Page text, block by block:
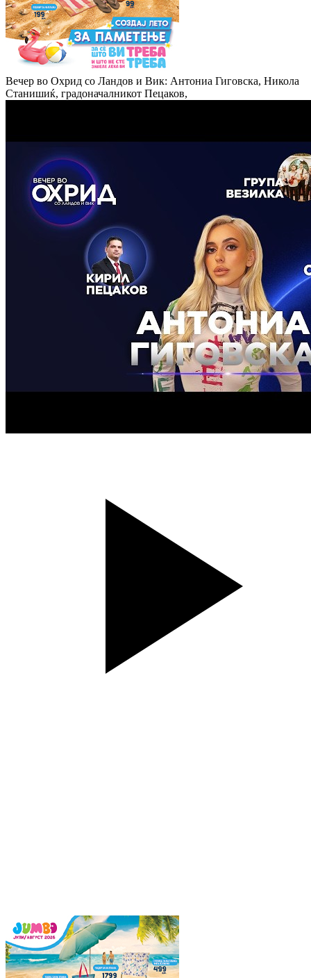
Вечер во Охрид со Ландов и Вик: Антониа Гиговска, Никола
Станишиќ, градоначалникот Пецаков,